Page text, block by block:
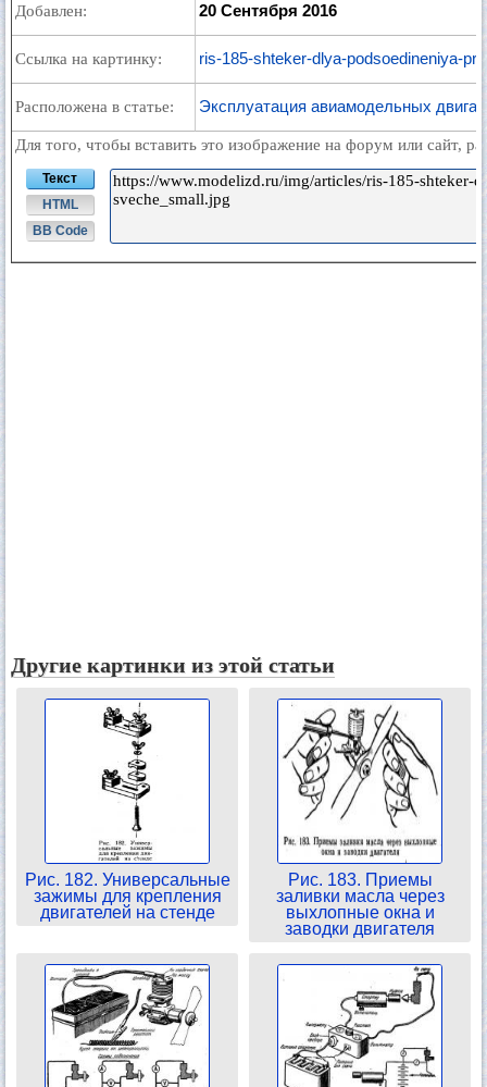
Добавлен: 20 Сентября 2016
Ссылка на картинку: ris-185-shteker-dlya-podsoedineniya-
Расположена в статье: Эксплуатация авиамодельных
Для того, чтобы вставить это изображение на форум или сайт,
Текст
HTML
BB Code
Другие картинки из этой статьи
Рис. 182. Универсальные
зажимы для крепления
двигателей на стенде
Рис. 183. Приемы
заливки масла через
выхлопные окна и
заводки двигателя